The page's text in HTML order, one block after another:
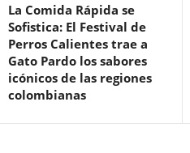
La Comida Rápida se
Sofistica: El Festival de
Perros Calientes trae a
Gato Pardo los sabores
icónicos de las regiones
colombianas